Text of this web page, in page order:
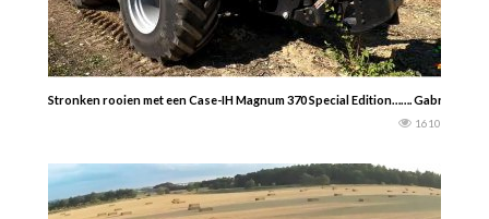
Stronken rooien met een Case-IH Magnum 370 Special Edition……. Gabry982
1610